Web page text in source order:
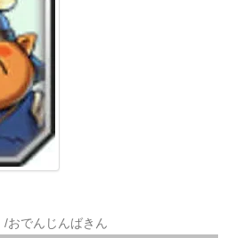
/おでんじんばきん